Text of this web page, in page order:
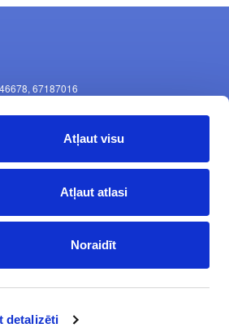
detalizēti
Atļaut visu
Atļaut atlasi
Noraidīt
67187016
67844884
9:00 - 18:00,